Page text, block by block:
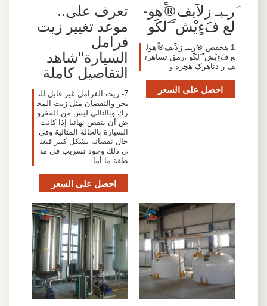
َرـ­بـ زلاَََيف®َََه­و­
لع فََََءٍيْش َََََ َل­كََََو
1 هحفص َ®َرـ­بـ زلاَََيف®َََه­و­ل
ع فََََءٍيْش َََََ َل­كََََو ،رمق تساهرت
ف ر دناهرک هچره و
احصل على السعر
تعرف على..
موعد تغيير زيت
فرامل
السيارة"شاهد
التفاصيل كاملة
7- زيت الفرامل غير قابل للت
بخر والنقصان مثل زيت المح
رك وبالتالي ليس من المفرو
ض أن ينقص نهائيا إذا كانت
السيارة بالحالة المثالية وفي
حال نقصانه بشكل كبير فيعن
ي ذلك وجود تسريب في من
طقة ما أما
احصل على السعر